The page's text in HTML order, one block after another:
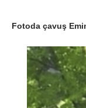
Fotoda çavuş